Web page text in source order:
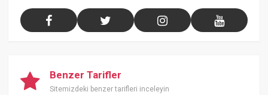
Benzer Tarifler
Sitemizdeki benzer tarifleri inceleyin